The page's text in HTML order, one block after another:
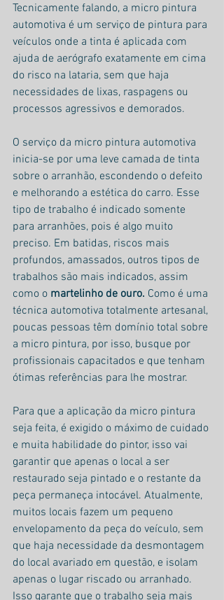
Tecnicamente falando, a micro pintura
automotiva é um serviço de pintura para
veículos onde a tinta é aplicada com
ajuda de aerógrafo exatamente em cima
do risco na lataria, sem que haja
necessidades de lixas, raspagens ou
processos agressivos e demorados.
O serviço da micro pintura automotiva
inicia-se por uma leve camada de tinta
sobre o arranhão, escondendo o defeito
e melhorando a estética do carro. Esse
tipo de trabalho é indicado somente
para arranhões, pois é algo muito
preciso. Em batidas, riscos mais
profundos, amassados, outros tipos de
trabalhos são mais indicados, assim
como o martelinho de ouro. Como é uma
técnica automotiva totalmente artesanal,
poucas pessoas têm domínio total sobre
a micro pintura, por isso, busque por
profissionais capacitados e que tenham
ótimas referências para lhe mostrar.
Para que a aplicação da micro pintura
seja feita, é exigido o máximo de cuidado
e muita habilidade do pintor, isso vai
garantir que apenas o local a ser
restaurado seja pintado e o restante da
peça permaneça intocável. Atualmente,
muitos locais fazem um pequeno
envelopamento da peça do veículo, sem
que haja necessidade da desmontagem
do local avariado em questão, e isolam
apenas o lugar riscado ou arranhado.
Isso garante que o trabalho seja mais